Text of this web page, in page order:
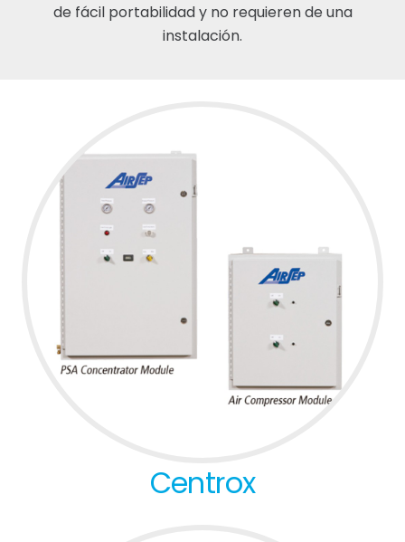
de fácil portabilidad y no requieren de una
instalación.
Centrox